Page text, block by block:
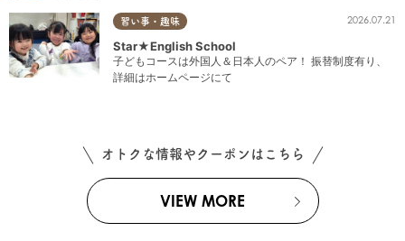
習い事・趣味 2026.07.21
Star★English School
子どもコースは外国人＆日本人のペア！ 振替制度有り、
詳細はホームページにて
オトクな情報やクーポンはこちら
VIEW MORE